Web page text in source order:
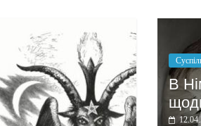
Суспільство
В Німеччині 38 зґвалтувань
щодня
12.04.2026 0